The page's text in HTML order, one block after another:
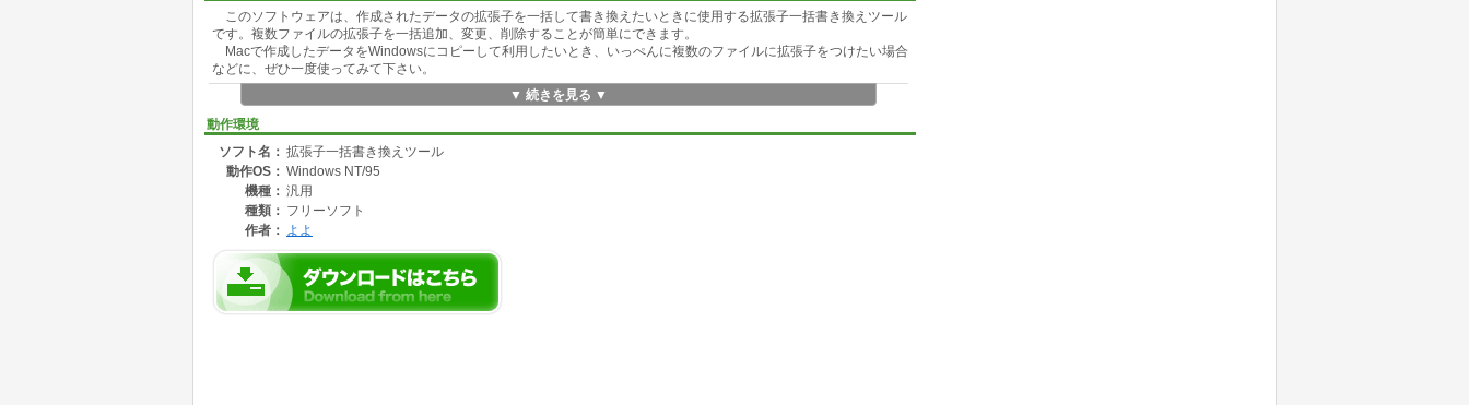
このソフトウェアは、作成されたデータの拡張子を一括して書き換えたいときに使用する拡張子一括書き換えツール
です。複数ファイルの拡張子を一括追加、変更、削除することが簡単にできます。
Macで作成したデータをWindowsにコピーして利用したいとき、いっぺんに複数のファイルに拡張子をつけたい場合
などに、ぜひ一度使ってみて下さい。
▼ 続きを見る ▼
動作環境
ソフト名： 拡張子一括書き換えツール
動作OS： Windows NT/95
機種： 汎用
種類： フリーソフト
作者：
よよ